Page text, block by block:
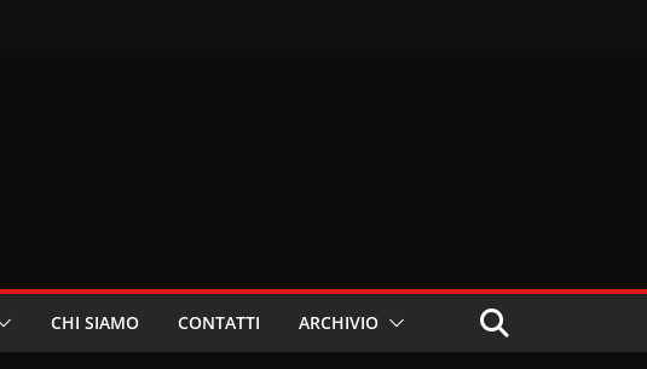
CHI SIAMO CONTATTI ARCHIVIO